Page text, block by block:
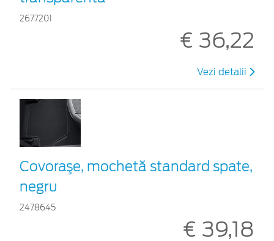
2677201
€ 36,22
Vezi detalii
Covoraşe, mochetă standard spate,
negru
2478645
€ 39,18